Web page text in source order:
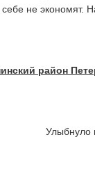
не экономят.
район
Улыбнуло